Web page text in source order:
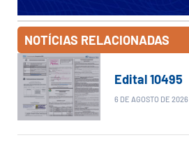
NOTÍCIAS RELACIONADAS
Edital 10495
6 DE AGOSTO DE 2026